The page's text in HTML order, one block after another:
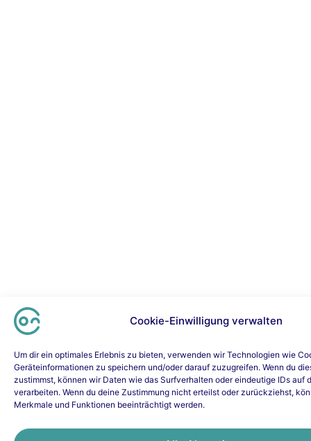
Cookie-Einwilligung verwalten
Um dir ein optimales Erlebnis zu bieten, verwenden wir Technologien wie
Geräteinformationen zu speichern und/oder darauf zuzugreifen. Wenn du
zustimmst, können wir Daten wie das Surfverhalten oder eindeutige IDs auf
verarbeiten. Wenn du deine Zustimmung nicht erteilst oder zurückziehst,
Merkmale und Funktionen beeinträchtigt werden.